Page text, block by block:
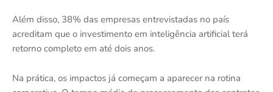
Além disso, 38% das empresas entrevistadas no país
acreditam que o investimento em inteligência artificial terá
retorno completo em até dois anos.
Na prática, os impactos já começam a aparecer na rotina